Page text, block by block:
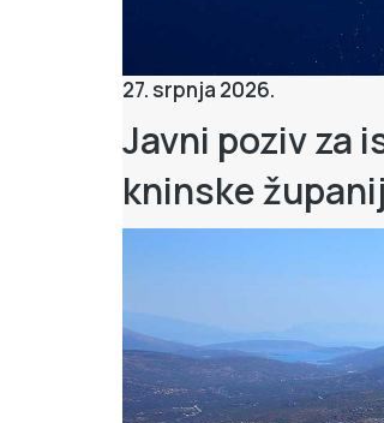
27. srpnja 2026.
Javni poziv za
kninske